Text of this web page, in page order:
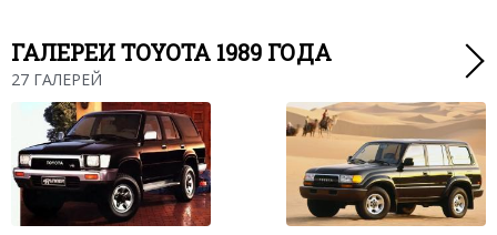
ГАЛЕРЕИ TOYOTA 1989 ГОДА
27 ГАЛЕРЕЙ